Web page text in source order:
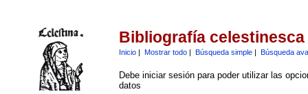
Bibliografía celestinesca
Inicio| Mostrar todo| Búsqueda simple| Búsqueda
Debe iniciar sesión para poder utilizar las
datos